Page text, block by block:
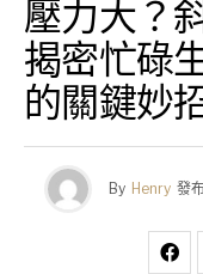
壓力大？
揭密忙碌
的關鍵妙
By Henry 發